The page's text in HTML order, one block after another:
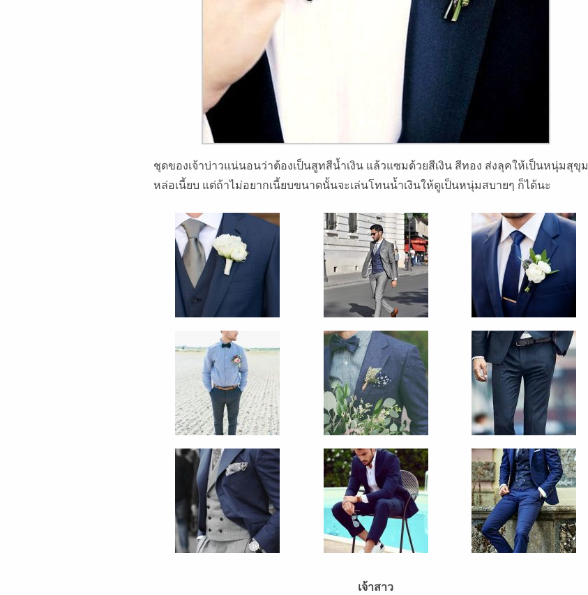
ชุดของเจ้าบ่าวแน่นอนว่าต้องเป็นสูทสีน้ำเงิน แล้วแซมด้วยสีเงิน สีทอง ส่งลุคให้เป็นหนุ่มสุขุม
หล่อเนี้ยบ แต่ถ้าไม่อยากเนี้ยบขนาดนั้นจะเล่นโทนน้ำเงินให้ดูเป็นหนุ่มสบายๆ ก็ได้นะ
เจ้าสาว